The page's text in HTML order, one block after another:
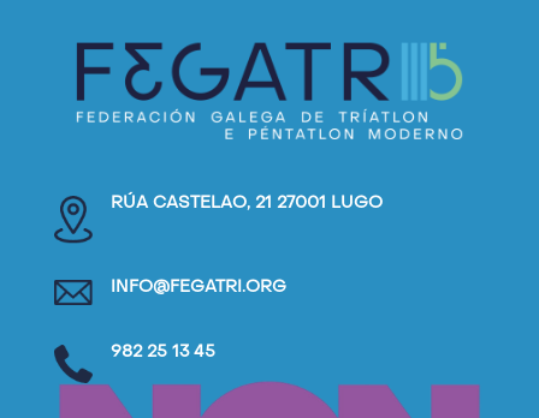
RÚA CASTELAO, 21 27001 LUGO
INFO@FEGATRI.ORG
982 25 13 45